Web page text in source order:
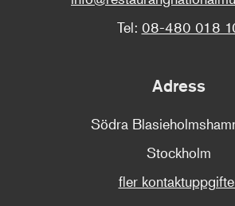
Tel: 08-480 018
Adress
Södra
Stockholm
fler